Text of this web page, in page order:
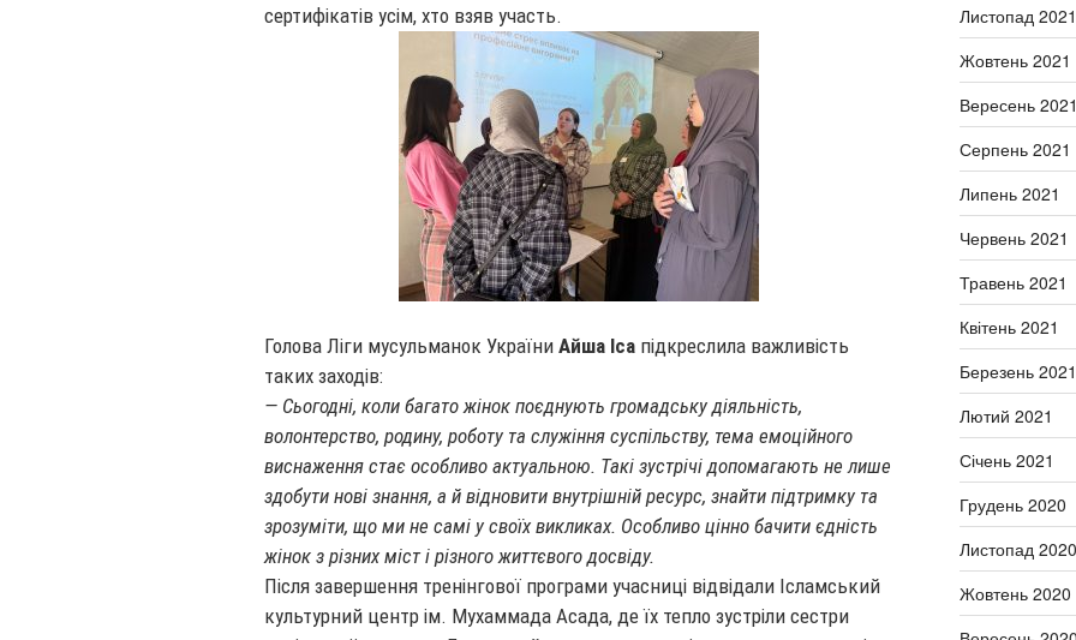
сертифікатів усім, хто взяв участь.
Голова Ліги мусульманок України Айша Іса підкреслила важливість
таких заходів:
— Сьогодні, коли багато жінок поєднують громадську діяльність,
волонтерство, родину, роботу та служіння суспільству, тема емоційного
виснаження стає особливо актуальною. Такі зустрічі допомагають не лише
здобути нові знання, а й відновити внутрішній ресурс, знайти підтримку та
зрозуміти, що ми не самі у своїх викликах. Особливо цінно бачити єдність
жінок з різних міст і різного життєвого досвіду.
Після завершення тренінгової програми учасниці відвідали Ісламський
культурний центр ім. Мухаммада Асада, де їх тепло зустріли сестри
Листопад 2021
Жовтень 2021
Вересень 2021
Серпень 2021
Липень 2021
Червень 2021
Травень 2021
Квітень 2021
Березень 2021
Лютий 2021
Січень 2021
Грудень 2020
Листопад 2020
Жовтень 2020